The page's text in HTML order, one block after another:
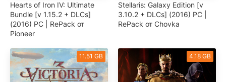
Hearts of Iron IV: Ultimate
Bundle [v 1.15.2 + DLCs]
(2016) PC | RePack от
Pioneer
Stellaris: Galaxy Edition [v
3.10.2 + DLCs] (2016) PC |
RePack от Chovka
11.51 GB 4.18 GB